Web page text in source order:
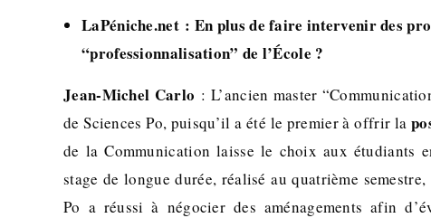
LaPéniche.net : En plus de faire intervenir des
“professionnalisation” de l’École ?
Jean-Michel Carlo : L’ancien master
de Sciences Po, puisqu’il a été le premier à offrir la
de la Communication laisse le choix aux étudiants
stage de longue durée, réalisé au quatrième
Po a réussi à négocier des aménagements afin